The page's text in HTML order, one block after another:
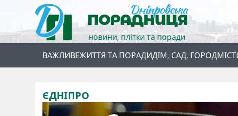
новини, плітки та поради
ВАЖЛИВЕЖИТТЯ ТА ПОРАДИДІМ, САД, ГОРОД
ЄДНІПРО